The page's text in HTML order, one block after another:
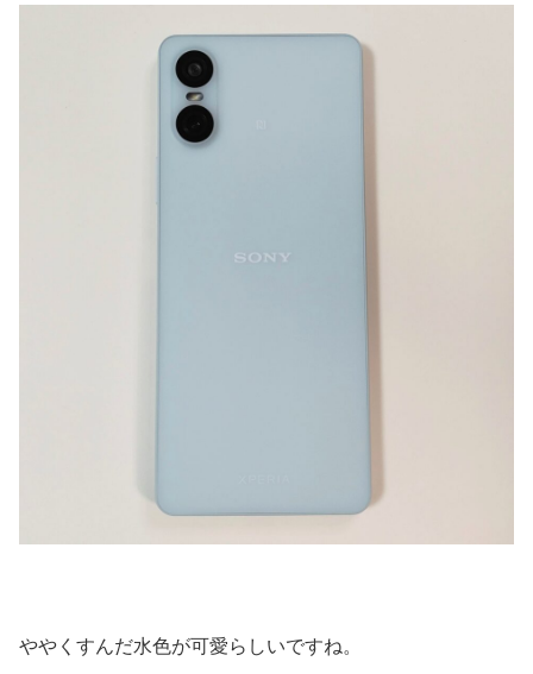
ややくすんだ水色が可愛らしいですね。